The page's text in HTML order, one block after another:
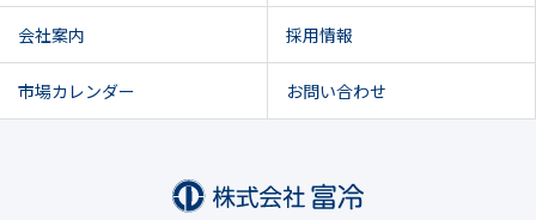
会社案内 採用情報
市場カレンダー お問い合わせ